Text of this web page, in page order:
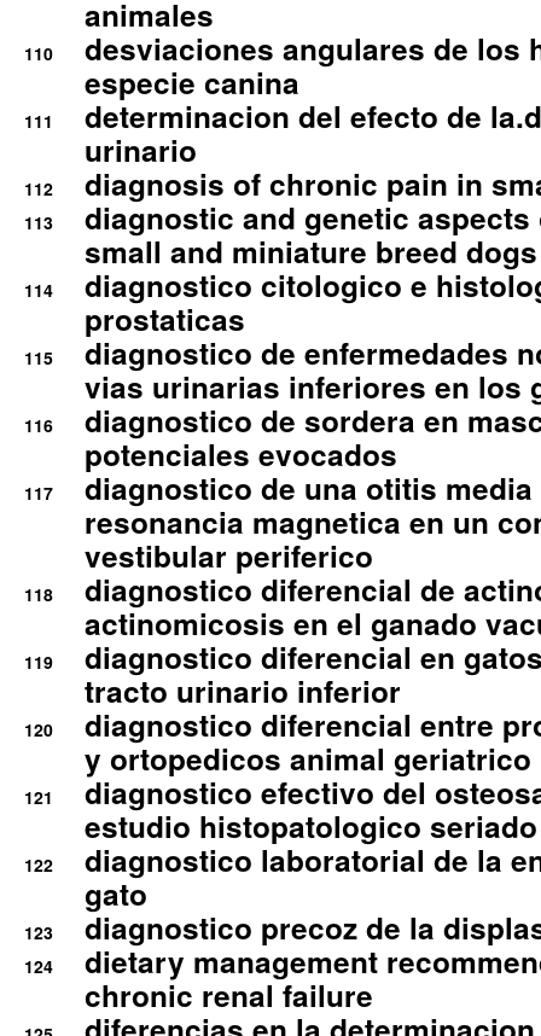
animales
110
desviaciones angulares de los
especie canina
111
determinacion del efecto de
urinario
112 diagnosis of chronic pain in
113
diagnostic and genetic
small and miniature breed
114
diagnostico citologico e
prostaticas
115
diagnostico de enfermedades
vias urinarias inferiores en los
116
diagnostico de sordera en
potenciales evocados
117
diagnostico de una otitis
resonancia magnetica en un
vestibular periferico
118
diagnostico diferencial de
actinomicosis en el ganado
119
diagnostico diferencial en
tracto urinario inferior
120
diagnostico diferencial entre
y ortopedicos animal geriatrico
121
diagnostico efectivo del
estudio histopatologico seriado
122
diagnostico laboratorial de la
gato
123 diagnostico precoz de la
124
dietary management
chronic renal failure